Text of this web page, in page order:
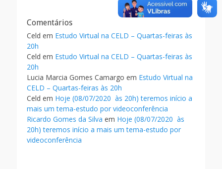
Comentários
Celd em Estudo Virtual na CELD – Quartas-feiras às
20h
Celd em Estudo Virtual na CELD – Quartas-feiras às
20h
Lucia Marcia Gomes Camargo em Estudo Virtual na
CELD – Quartas-feiras às 20h
Celd em Hoje (08/07/2020 às 20h) teremos início a
mais um tema-estudo por videoconferência
Ricardo Gomes da Silva em Hoje (08/07/2020 às
20h) teremos início a mais um tema-estudo por
videoconferência